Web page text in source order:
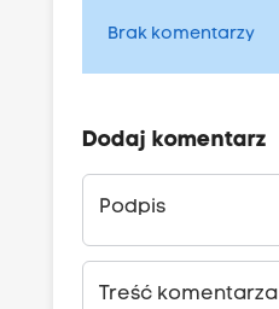
Brak komentarzy
Dodaj komentarz
Podpis
Treść komentarza